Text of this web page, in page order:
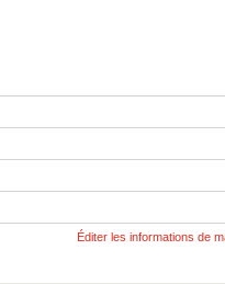
Éditer les informations de